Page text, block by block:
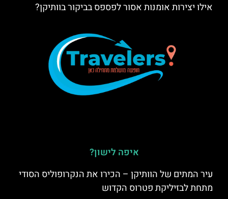
אילו יצירות אומנות אסור לפספס בביקור בוותיקן?
איפה לישון?
עיר המתים של הוותיקן – הכירו את הנקרופוליס הסודי
מתחת לבזיליקת פטרוס הקדוש